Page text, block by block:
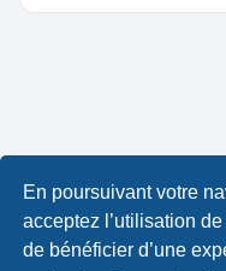
En poursuivant votre
acceptez l’utilisation
de bénéficier d’une